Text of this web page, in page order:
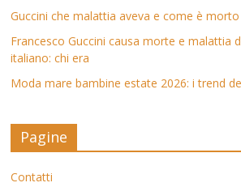
Guccini che malattia aveva e come è
Francesco Guccini causa morte e malattia
italiano: chi era
Moda mare bambine estate 2026: i trend
Pagine
Contatti